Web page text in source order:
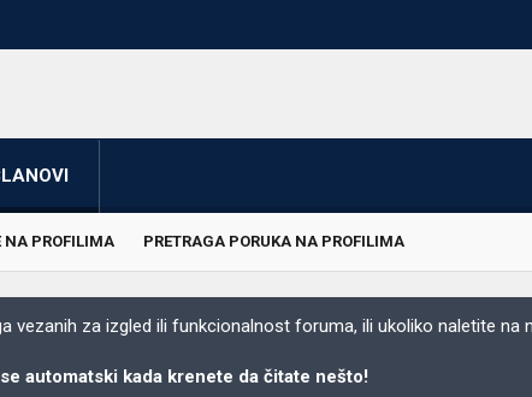
NA PROFILIMA PRETRAGA PORUKA NA PROFILIMA
vezanih za izgled ili funkcionalnost foruma, ili ukoliko naletite na
automatski kada krenete da čitate nešto!